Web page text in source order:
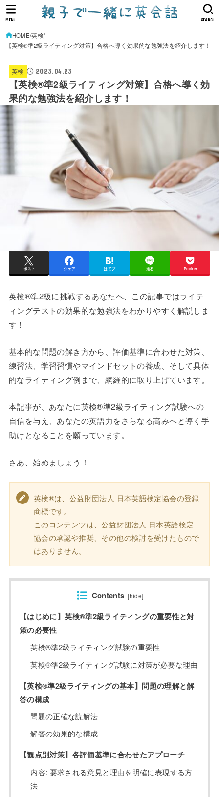
SEARCH
MENU
HOME 英検
【英検®準2級ライティング対策】合格へ導く効果的な勉強法を紹介します！
英検 2023.04.23
【英検®準2級ライティング対策】合格へ導く効
果的な勉強法を紹介します！
ポスト シェア はてブ 送る Pocket
英検®準2級に挑戦するあなたへ、この記事ではライテ
ィングテストの効果的な勉強法をわかりやすく解説しま
す！
基本的な問題の解き方から、評価基準に合わせた対策、
練習法、学習習慣やマインドセットの養成、そして具体
的なライティング例まで、網羅的に取り上げています。
本記事が、あなたに英検®準2級ライティング試験への
自信を与え、あなたの英語力をさらなる高みへと導く手
助けとなることを願っています。
さあ、始めましょう！
英検®は、公益財団法人 日本英語検定協会の登録
商標です。
このコンテンツは、公益財団法人 日本英語検定
協会の承認や推奨、その他の検討を受けたもので
はありません。
Contents [hide]
【はじめに】英検®準2級ライティングの重要性と対
策の必要性
英検®準2級ライティング試験の重要性
英検®準2級ライティング試験に対策が必要な理由
【英検®準2級ライティングの基本】問題の理解と解
答の構成
問題の正確な読解法
解答の効果的な構成
【観点別対策】各評価基準に合わせたアプローチ
内容: 要求される意見と理由を明確に表現する方
法